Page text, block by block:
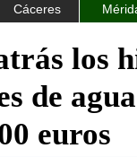
Cáceres
los
de
euros